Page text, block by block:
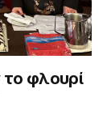
το φλουρί